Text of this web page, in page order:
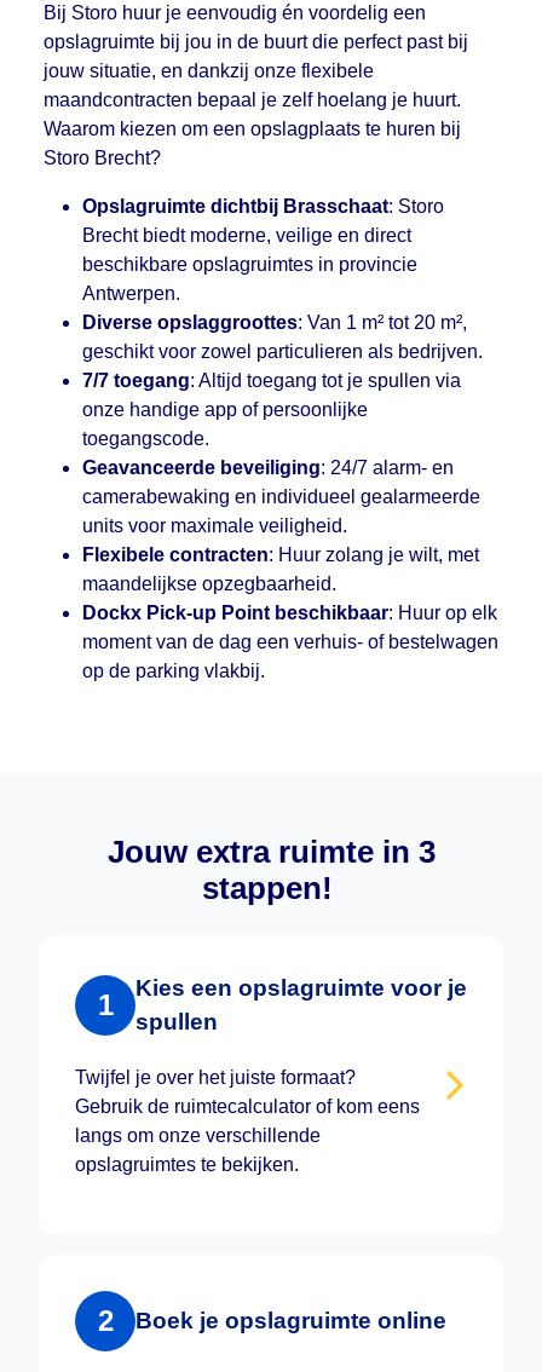
Bij Storo huur je eenvoudig én voordelig een
opslagruimte bij jou in de buurt die perfect past bij
jouw situatie, en dankzij onze flexibele
maandcontracten bepaal je zelf hoelang je huurt.
Waarom kiezen om een opslagplaats te huren bij
Storo Brecht?
Opslagruimte dichtbij Brasschaat: Storo
Brecht biedt moderne, veilige en direct
beschikbare opslagruimtes in provincie
Antwerpen.
Diverse opslaggroottes: Van 1 m² tot 20 m²,
geschikt voor zowel particulieren als bedrijven.
7/7 toegang: Altijd toegang tot je spullen via
onze handige app of persoonlijke
toegangscode.
Geavanceerde beveiliging: 24/7 alarm- en
camerabewaking en individueel gealarmeerde
units voor maximale veiligheid.
Flexibele contracten: Huur zolang je wilt, met
maandelijkse opzegbaarheid.
Dockx Pick-up Point beschikbaar: Huur op elk
moment van de dag een verhuis- of bestelwagen
op de parking vlakbij.
Jouw extra ruimte in 3
stappen!
1
Kies een opslagruimte voor je
spullen
Twijfel je over het juiste formaat?
Gebruik de ruimtecalculator of kom eens
langs om onze verschillende
opslagruimtes te bekijken.
2 Boek je opslagruimte online